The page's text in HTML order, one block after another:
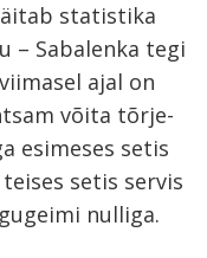
statistika
– Sabalenka tegi
ajal on
võita tõrje-
esimeses setis
setis servis
nulliga.